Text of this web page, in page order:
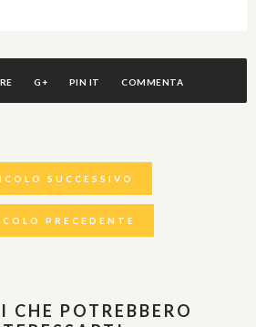
G+ PIN IT COMMENTA
SUCCESSIVO
PRECEDENTE
CHE POTREBBERO